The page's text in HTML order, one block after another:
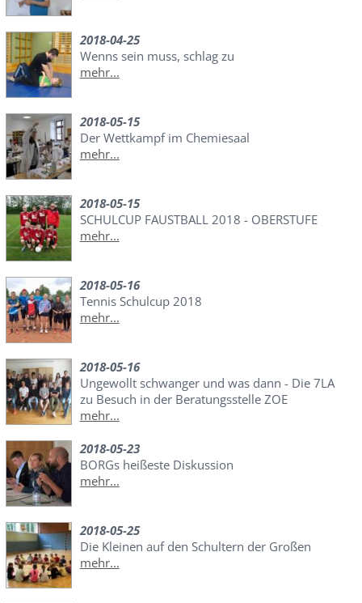
2018-04-25
Wenns sein muss, schlag zu
mehr...
2018-05-15
Der Wettkampf im Chemiesaal
mehr...
2018-05-15
SCHULCUP FAUSTBALL 2018 - OBERSTUFE
mehr...
2018-05-16
Tennis Schulcup 2018
mehr...
2018-05-16
Ungewollt schwanger und was dann - Die 7LA
zu Besuch in der Beratungsstelle ZOE
mehr...
2018-05-23
BORGs heißeste Diskussion
mehr...
2018-05-25
Die Kleinen auf den Schultern der Großen
mehr...